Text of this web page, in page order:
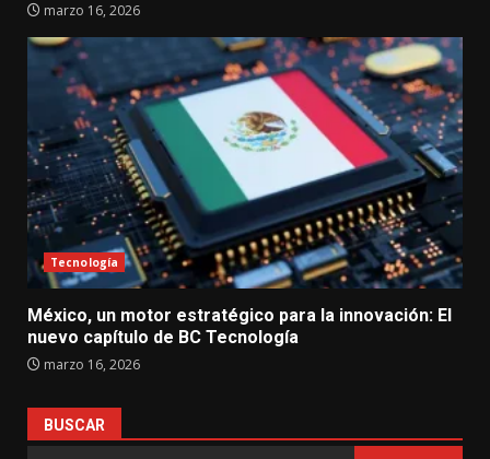
marzo 16, 2026
Tecnología
México, un motor estratégico para la innovación: El
nuevo capítulo de BC Tecnología
marzo 16, 2026
BUSCAR